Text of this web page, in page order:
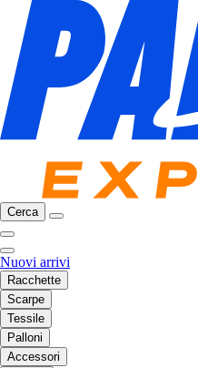
Cerca
Nuovi arrivi
Racchette
Scarpe
Tessile
Palloni
Accessori